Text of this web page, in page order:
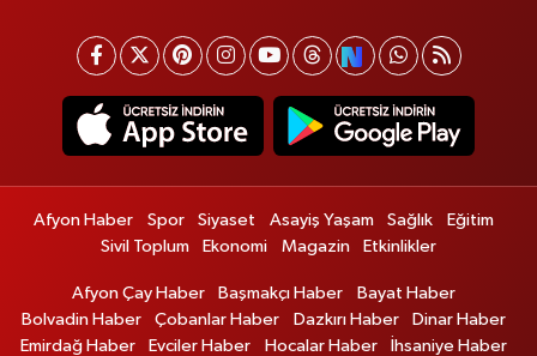
Afyon Haber Spor Siyaset Asayiş Yaşam Sağlık
Eğitim
Sivil Toplum
Ekonomi Magazin Etkinlikler
Afyon Çay Haber Başmakçı Haber
Bayat Haber
Bolvadin Haber
Çobanlar Haber Dazkırı Haber
Dinar Haber
Emirdağ Haber
Evciler Haber Hocalar Haber İhsaniye Haber